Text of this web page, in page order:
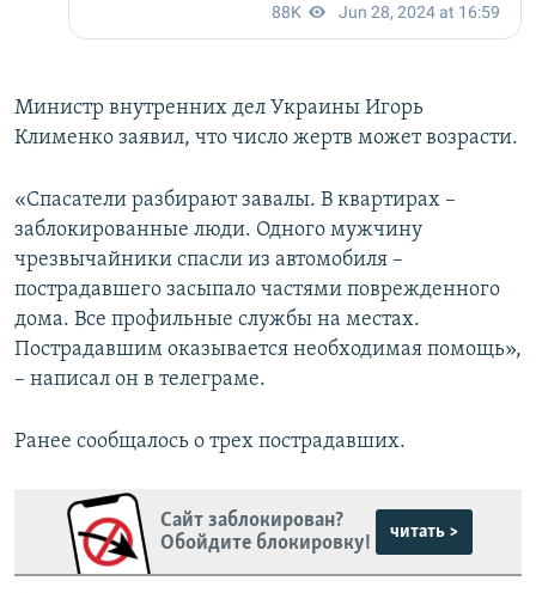
Министр внутренних дел Украины Игорь
Клименко заявил, что число жертв может возрасти.
«Спасатели разбирают завалы. В квартирах –
заблокированные люди. Одного мужчину
чрезвычайники спасли из автомобиля –
пострадавшего засыпало частями поврежденного
дома. Все профильные службы на местах.
Пострадавшим оказывается необходимая помощь»,
– написал он в телеграме.
Ранее сообщалось о трех пострадавших.
Сайт заблокирован?
Обойдите блокировку!
читать >